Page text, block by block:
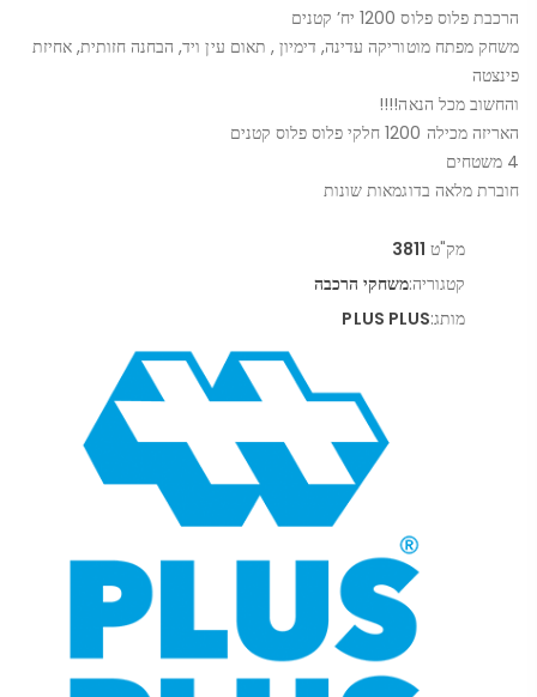
הרכבת פלוס פלוס 1200 יח’ קטנים
משחק מפתח מוטוריקה עדינה, דימיון , תאום עין ויד, הבחנה חזותית, אחיזת
פינצטה
והחשוב מכל הנאה!!!!
האריזה מכילה 1200 חלקי פלוס פלוס קטנים
4 משטחים
חוברת מלאה בדוגמאות שונות
מק"ט 3811
קטגוריה:משחקי הרכבה
מותג:PLUS PLUS